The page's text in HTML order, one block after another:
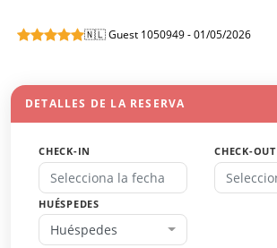
🇳🇱 Guest 1050949 - 01/05/2026
DETALLES DE LA RESERVA
CHECK-IN CHECK-OUT
HUÉSPEDES
Huéspedes